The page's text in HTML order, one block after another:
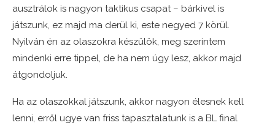
ausztrálok is nagyon taktikus csapat – bárkivel is
játszunk, ez majd ma derül ki, este negyed 7 körül.
Nyilván én az olaszokra készülök, meg szerintem
mindenki erre tippel, de ha nem úgy lesz, akkor majd
átgondoljuk.
Ha az olaszokkal játszunk, akkor nagyon élesnek kell
lenni, erről ugye van friss tapasztalatunk is a BL final